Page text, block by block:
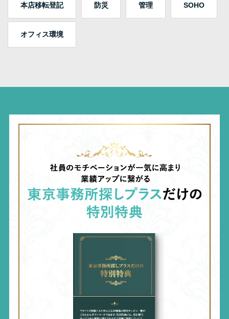
本店移転登記 防災 管理 SOHO
オフィス環境